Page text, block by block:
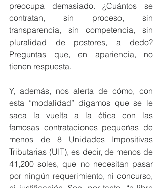
preocupa demasiado. ¿Cuántos se
contratan, sin proceso, sin
transparencia, sin competencia, sin
pluralidad de postores, a dedo?
Preguntas que, en apariencia, no
tienen respuesta.
Y, además, nos alerta de cómo, con
esta “modalidad” digamos que se le
saca la vuelta a la ética con las
famosas contrataciones pequeñas de
menos de 8 Unidades Impositivas
Tributarias (UIT), es decir, de menos de
41,200 soles, que no necesitan pasar
por ningún requerimiento, ni concurso,